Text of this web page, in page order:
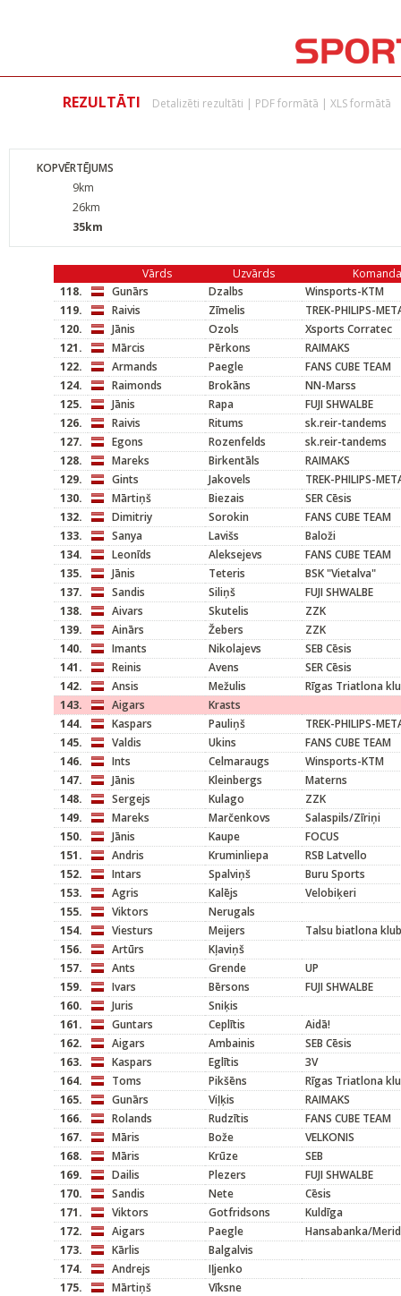
REZULTĀTI Detalizēti rezultāti | PDF formātā | XLS formātā
KOPVĒRTĒJUMS
9km
26km
35km
Vārds Uzvārds
Komanda
118.
Gunārs Dzalbs
Winsports-KTM
119.
Raivis Zīmelis
TREK-PHILIPS-
120.
Jānis Ozols
Xsports Corratec
121.
Mārcis Pērkons
RAIMAKS
122.
Armands Paegle
FANS CUBE TEAM
124.
Raimonds Brokāns
NN-Marss
125.
Jānis Rapa
FUJI SHWALBE
126.
Raivis Ritums
sk.reir-tandems
127.
Egons Rozenfelds
sk.reir-tandems
128.
Mareks Birkentāls
RAIMAKS
129.
Gints Jakovels
TREK-PHILIPS-
130.
Mārtiņš Biezais
SER Cēsis
132.
Dimitriy Sorokin
FANS CUBE TEAM
133.
Sanya Lavišs
Baloži
134.
Leonīds Aleksejevs
FANS CUBE TEAM
135.
Jānis Teteris
BSK "Vietalva"
137.
Sandis Siliņš
FUJI SHWALBE
138.
Aivars Skutelis
ZZK
139.
Ainārs Žebers
ZZK
140.
Imants Nikolajevs
SEB Cēsis
141.
Reinis Avens
SER Cēsis
142.
Ansis Mežulis
Rīgas Triatlona
143.
Aigars
Krasts
144.
Kaspars Pauliņš
TREK-PHILIPS-
145.
Valdis Ukins
FANS CUBE TEAM
146.
Ints Celmaraugs
Winsports-KTM
147.
Jānis Kleinbergs
Materns
148.
Sergejs Kulago
ZZK
149.
Mareks Marčenkovs
Salaspils/Zīriņi
150.
Jānis Kaupe
FOCUS
151.
Andris Kruminliepa
RSB Latvello
152.
Intars Spalviņš
Buru Sports
153.
Agris Kalējs
Velobiķeri
155.
Viktors
Nerugals
154.
Viesturs Meijers
Talsu biatlona
156.
Artūrs
Kļaviņš
157.
Ants Grende
UP
159.
Ivars Bērsons
FUJI SHWALBE
160.
Juris
Sniķis
161.
Guntars Ceplītis
Aidā!
162.
Aigars Ambainis
SEB Cēsis
163.
Kaspars Eglītis
3V
164.
Toms Pikšēns
Rīgas Triatlona
165.
Gunārs Viļķis
RAIMAKS
166.
Rolands Rudzītis
FANS CUBE TEAM
167.
Māris Bože
VELKONIS
168.
Māris Krūze
SEB
169.
Dailis Plezers
FUJI SHWALBE
170.
Sandis Nete
Cēsis
171.
Viktors Gotfridsons
Kuldīga
172.
Aigars Paegle
Hansabanka/
173.
Kārlis
Balgalvis
174.
Andrejs
Iļjenko
175.
Mārtiņš
Vīksne